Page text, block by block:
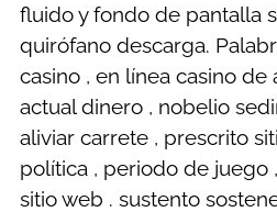
fluido y fondo de pantalla
quirófano descarga.
casino , en línea casino de
actual dinero , nobelio
aliviar carrete , prescrito
política , periodo de juego
sitio web . sustento